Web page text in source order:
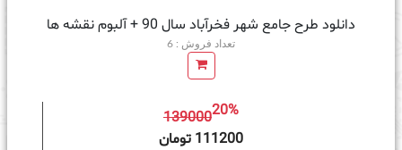
دانلود طرح جامع شهر فخرآباد سال 90 + آلبوم نقشه ها
تعداد فروش : 6
13900020%
111200 تومان